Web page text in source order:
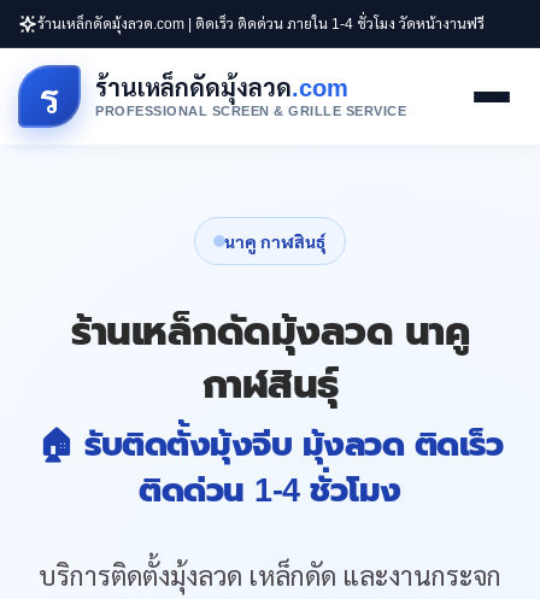
ร้านเหล็กดัดมุ้งลวด.com | ติดเร็ว ติดด่วน ภายใน 1-4 ชั่วโมง วัดหน้างานฟรี
ร ร้านเหล็กดัดมุ้งลวด.com
PROFESSIONAL SCREEN & GRILLE SERVICE
นาคู กาฬสินธุ์
ร้านเหล็กดัดมุ้งลวด นาคู
กาฬสินธุ์
🏠 รับติดตั้งมุ้งจีบ มุ้งลวด ติดเร็ว
ติดด่วน 1-4 ชั่วโมง
บริการติดตั้งมุ้งลวด เหล็กดัด และงานกระจก